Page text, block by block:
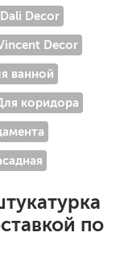
Dali Decor
Decor
ванной
коридора
по